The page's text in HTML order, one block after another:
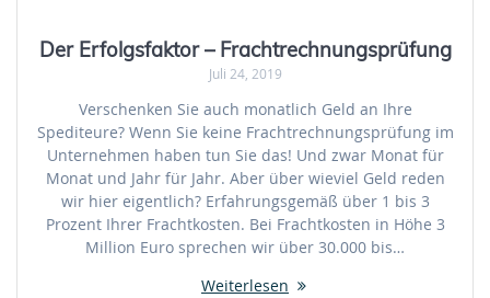
Der Erfolgsfaktor – Frachtrechnungsprüfung
Juli 24, 2019
Verschenken Sie auch monatlich Geld an Ihre
Spediteure? Wenn Sie keine Frachtrechnungsprüfung im
Unternehmen haben tun Sie das! Und zwar Monat für
Monat und Jahr für Jahr. Aber über wieviel Geld reden
wir hier eigentlich? Erfahrungsgemäß über 1 bis 3
Prozent Ihrer Frachtkosten. Bei Frachtkosten in Höhe 3
Million Euro sprechen wir über 30.000 bis…
Weiterlesen